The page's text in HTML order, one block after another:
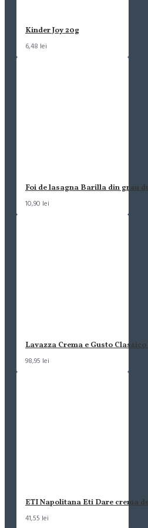
Kinder Joy 20g
6,48 lei
Foi de lasagna Barilla din grau
10,90 lei
Lavazza Crema e Gusto
98,95 lei
ETI Napolitana Eti Dare crema
41,55 lei